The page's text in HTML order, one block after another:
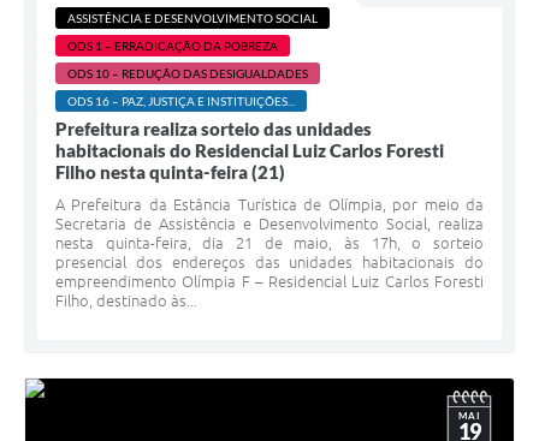
ASSISTÊNCIA E DESENVOLVIMENTO SOCIAL
ODS 1 – ERRADICAÇÃO DA POBREZA
ODS 10 – REDUÇÃO DAS DESIGUALDADES
ODS 16 – PAZ, JUSTIÇA E INSTITUIÇÕES...
Prefeitura realiza sorteio das unidades
habitacionais do Residencial Luiz Carlos Foresti
Filho nesta quinta-feira (21)
A Prefeitura da Estância Turística de Olímpia, por meio da
Secretaria de Assistência e Desenvolvimento Social, realiza
nesta quinta-feira, dia 21 de maio, às 17h, o sorteio
presencial dos endereços das unidades habitacionais do
empreendimento Olímpia F – Residencial Luiz Carlos Foresti
Filho, destinado às...
MAI
19